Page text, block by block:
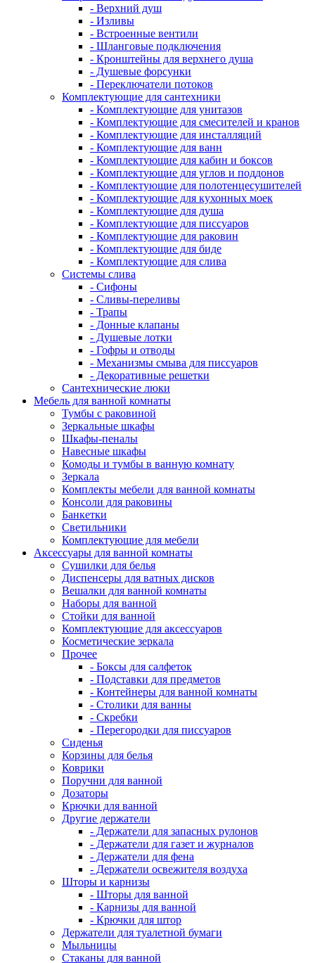
- Верхний душ
- Изливы
- Встроенные вентили
- Шланговые подключения
- Кронштейны для верхнего душа
- Душевые форсунки
- Переключатели потоков
Комплектующие для сантехники
- Комплектующие для унитазов
- Комплектующие для смесителей и кранов
- Комплектующие для инсталляций
- Комплектующие для ванн
- Комплектующие для кабин и боксов
- Комплектующие для углов и поддонов
- Комплектующие для полотенцесушителей
- Комплектующие для кухонных моек
- Комплектующие для душа
- Комплектующие для писсуаров
- Комплектующие для раковин
- Комплектующие для биде
- Комплектующие для слива
Системы слива
- Сифоны
- Сливы-переливы
- Трапы
- Донные клапаны
- Душевые лотки
- Гофры и отводы
- Механизмы смыва для писсуаров
- Декоративные решетки
Сантехнические люки
Мебель для ванной комнаты
Тумбы с раковиной
Зеркальные шкафы
Шкафы-пеналы
Навесные шкафы
Комоды и тумбы в ванную комнату
Зеркала
Комплекты мебели для ванной комнаты
Консоли для раковины
Банкетки
Светильники
Комплектующие для мебели
Аксессуары для ванной комнаты
Сушилки для белья
Диспенсеры для ватных дисков
Вешалки для ванной комнаты
Наборы для ванной
Стойки для ванной
Комплектующие для аксессуаров
Косметические зеркала
Прочее
- Боксы для салфеток
- Подставки для предметов
- Контейнеры для ванной комнаты
- Столики для ванны
- Скребки
- Перегородки для писсуаров
Сиденья
Корзины для белья
Коврики
Поручни для ванной
Дозаторы
Крючки для ванной
Другие держатели
- Держатели для запасных рулонов
- Держатели для газет и журналов
- Держатели для фена
- Держатели освежителя воздуха
Шторы и карнизы
- Шторы для ванной
- Карнизы для ванной
- Крючки для штор
Держатели для туалетной бумаги
Мыльницы
Стаканы для ванной